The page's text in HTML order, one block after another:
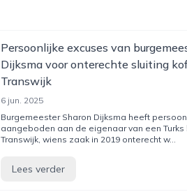
Persoonlijke excuses van
Dijksma voor onterechte sluiting
Transwijk
6 jun. 2025
Burgemeester Sharon Dijksma heeft
aangeboden aan de eigenaar van een Turks
Transwijk, wiens zaak in 2019 onterecht w...
Lees verder